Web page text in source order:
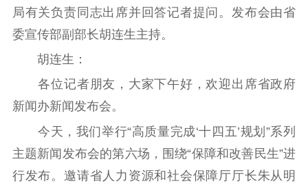
首页
局有关负责同志出席并回答记者提问。发布会由省
委宣传部副部长胡连生主持。
胡连生：
各位记者朋友，大家下午好，欢迎出席省政府
新闻办新闻发布会。
今天，我们举行“高质量完成‘十四五’规划”系列
主题新闻发布会的第六场，围绕“保障和改善民生”进
行发布。邀请省人力资源和社会保障厅厅长朱从明